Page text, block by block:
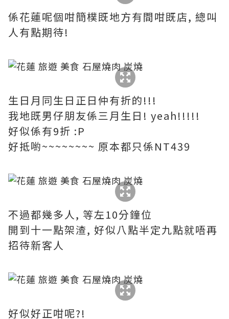
係花蓮呢個咁簡樸既地方有間咁既店, 總叫
人有點期待!
生日月同生日正日仲有折的!!!
我地既男仔朋友係三月生日! yeah!!!!!
好似係有9折 :P
好抵喲~~~~~~~~ 原本都只係NT439
不過都幾多人, 等左10分鐘位
開到十一點架渣, 好似八點半定九點就唔再
招待新客人
好似好正咁呢?!